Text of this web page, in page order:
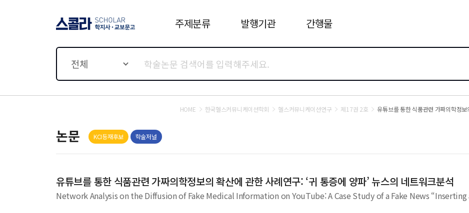
주제분류 발행기관 간행물
전체
HOME 한국헬스커뮤니케이션학회 헬스커뮤니케이션연구 제17권 2호 유튜브를 통한 식품관련 가짜의학정보
논문 KCI등재후보 학술저널
유튜브를 통한 식품관련 가짜의학정보의 확산에 관한 사례연구: ‘귀 통증에 양파’ 뉴스의 네트워크분석
Network Analysis on the Diffusion of Fake Medical Information on YouTube: A Case Study of a Fake News